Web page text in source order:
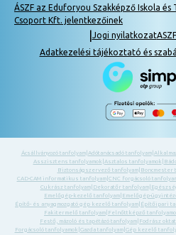
ÁSZF az Eduforyou Szakképző Iskola és
Csoport Kft. jelentkezőinek
Jogi nyilatkozat
Adatkezelési tájékoztató és
Ácsállványozó tanfolyam| Adótanácsadó tanfolyam|
Asszisztens tanfolyamok Asztalos tanfolyamok
Biztonságszervező tanfolyam| Boncmester
CAD-CAM informatikus tanfolyam| CNC forgácsoló
Cukrász tanfolyam| Dekoratőr tanfolyam|
Emelőgép-kezelő tanfolyam Emelőgép-
Építő- és anyagmozgató gép kezelő tanfolyam Építőipari
Fakitermelő tanfolyam Felnőttképző
Festő, mázoló és tapétázó tanfolyam Fodrász
Forgácsoló tanfolyamok Gazda tanfolyam| Gép kezelő